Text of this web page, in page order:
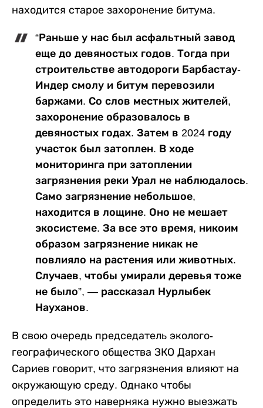
находится старое захоронение битума.
“Раньше у нас был асфальтный завод
еще до девяностых годов. Тогда при
строительстве автодороги Барбастау-
Индер смолу и битум перевозили
баржами. Со слов местных жителей,
захоронение образовалось в
девяностых годах. Затем в 2024 году
участок был затоплен. В ходе
мониторинга при затоплении
загрязнения реки Урал не наблюдалось.
Само загрязнение небольшое,
находится в лощине. Оно не мешает
экосистеме. За все это время, никоим
образом загрязнение никак не
повлияло на растения или животных.
Случаев, чтобы умирали деревья тоже
не было”, — рассказал Нурлыбек
Науханов.
В свою очередь председатель эколого-
географического общества ЗКО Дархан
Сариев говорит, что загрязнения влияют на
окружающую среду. Однако чтобы
определить это наверняка нужно выезжать